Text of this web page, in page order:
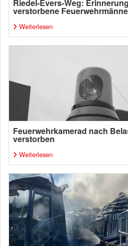
Riedel-Evers-Weg:
verstorbene
Weiterlesen
Feuerwehrkamerad nach
verstorben
Weiterlesen